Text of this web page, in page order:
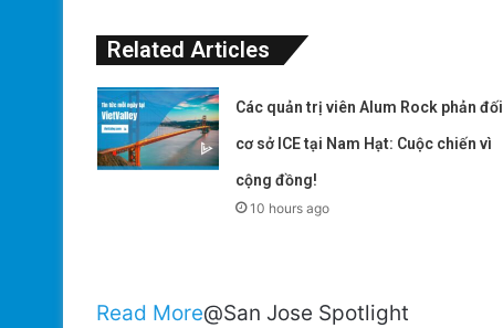
Related Articles
Các quản trị viên Alum Rock phản đối
cơ sở ICE tại Nam Hạt: Cuộc chiến vì
cộng đồng!
10 hours ago
Read More@San Jose Spotlight